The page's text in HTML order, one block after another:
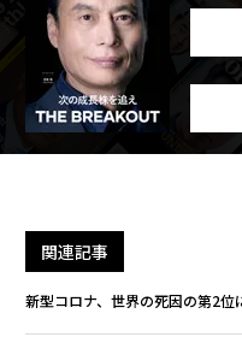
関連記事
新型コロナ、世界の死因の第2